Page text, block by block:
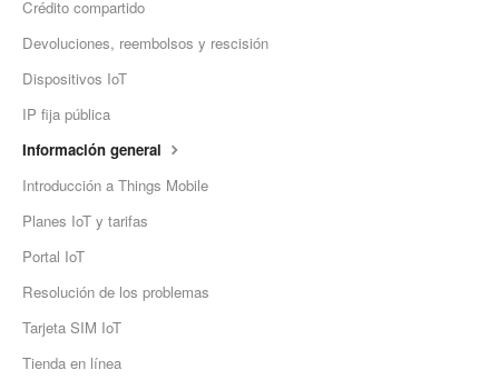
Crédito compartido
Devoluciones, reembolsos y rescisión
Dispositivos IoT
IP fija pública
Información general
Introducción a Things Mobile
Planes IoT y tarifas
Portal IoT
Resolución de los problemas
Tarjeta SIM IoT
Tienda en línea